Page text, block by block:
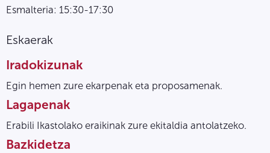
Esmalteria: 15:30-17:30
Eskaerak
Iradokizunak
Egin hemen zure ekarpenak eta proposamenak.
Lagapenak
Erabili Ikastolako eraikinak zure ekitaldia antolatzeko.
Bazkidetza